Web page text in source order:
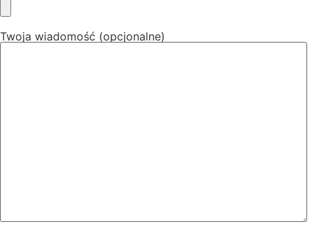
Twoja wiadomość (opcjonalne)